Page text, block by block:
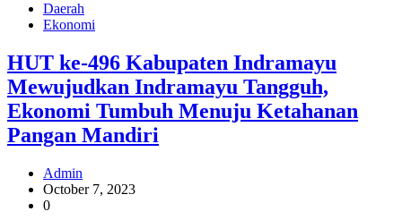
Daerah
Ekonomi
HUT ke-496 Kabupaten Indramayu
Mewujudkan Indramayu Tangguh,
Ekonomi Tumbuh Menuju Ketahanan
Pangan Mandiri
Admin
October 7, 2023
0